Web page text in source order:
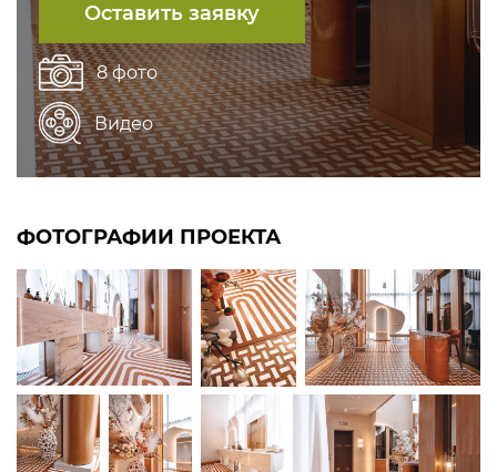
Оставить заявку
8 фото
Видео
ФОТОГРАФИИ ПРОЕКТА